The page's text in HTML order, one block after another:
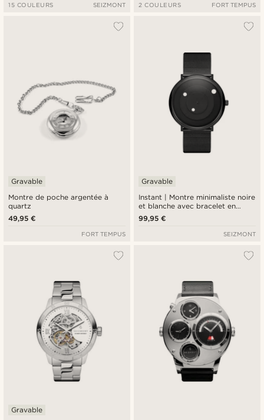
15 COULEURS SEIZMONT 2 COULEURS FORT TEMPUS
Montre de poche argentée à
quartz
Gravable
49,95 €
FORT TEMPUS
Instant | Montre minimaliste noire
et blanche avec bracelet en
maille milanaise
Gravable
99,95 €
SEIZMONT
Gravable